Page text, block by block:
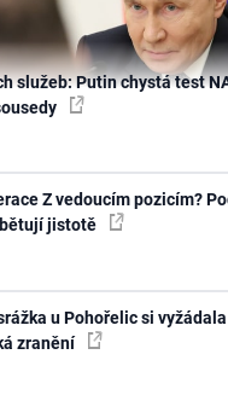
služeb: Putin chystá test
Z vedoucím pozicím?
jistotě
u Pohořelic si
zranění